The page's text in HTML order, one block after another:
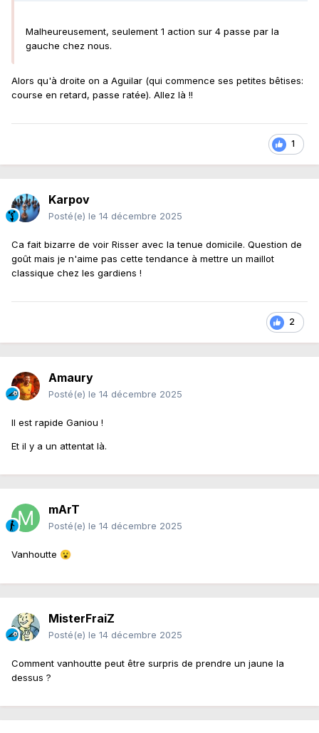
Malheureusement, seulement 1 action sur 4 passe par la
gauche chez nous.
Alors qu'à droite on a Aguilar (qui commence ses petites bêtises:
course en retard, passe ratée). Allez là !!
1
Karpov
Posté(e) le 14 décembre 2025
Ca fait bizarre de voir Risser avec la tenue domicile. Question de
goût mais je n'aime pas cette tendance à mettre un maillot
classique chez les gardiens !
2
Amaury
Posté(e) le 14 décembre 2025
Il est rapide Ganiou !
Et il y a un attentat là.
mArT
Posté(e) le 14 décembre 2025
Vanhoutte 😮
MisterFraiZ
Posté(e) le 14 décembre 2025
Comment vanhoutte peut être surpris de prendre un jaune la
dessus ?